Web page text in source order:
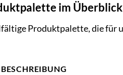
im Überblick
Produktpalette, die für
BESCHREIBUNG